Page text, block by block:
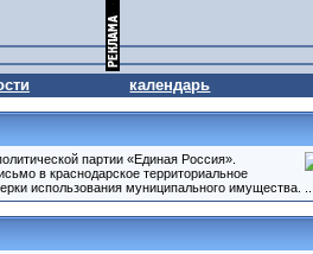
календарь
партии «Единая Россия».
в краснодарское территориальное
использования муниципального имущества. ...